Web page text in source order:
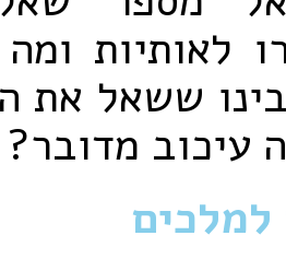
לאותיות
ששאל את
עיכוב מדובר?
למלכים